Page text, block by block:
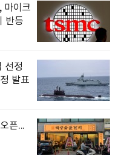
마이크
반등
선정
발표
픈...